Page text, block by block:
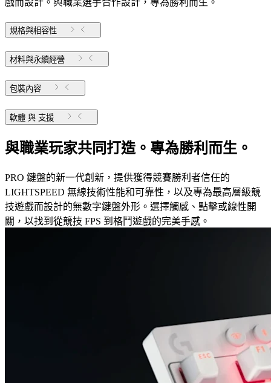
戲而設計。與職業選手合作設計，專為勝利而生。
規格與相容性
材料與永續經營
包裝內容
軟體 與 支援
與職業玩家共同打造。專為勝利而生。
PRO 鍵盤的新一代創新，提供獲得競賽勝利者信任的
LIGHTSPEED 無線技術性能和可靠性，以及專為最高層級競
技遊戲而設計的無數字鍵盤外形。選擇觸感、點擊或線性開
關，以找到從競技 FPS 到格鬥遊戲的完美手感。